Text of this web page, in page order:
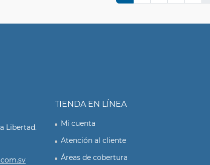
Libertad.
TIENDA EN LÍNEA
Mi cuenta
Atención al cliente
Áreas de cobertura